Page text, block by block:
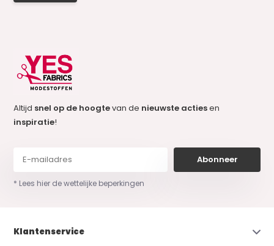
Altijd snel op de hoogtevan de nieuwste actiesen
inspiratie!
Abonneer
* Lees hier de wettelijke beperkingen
Klantenservice